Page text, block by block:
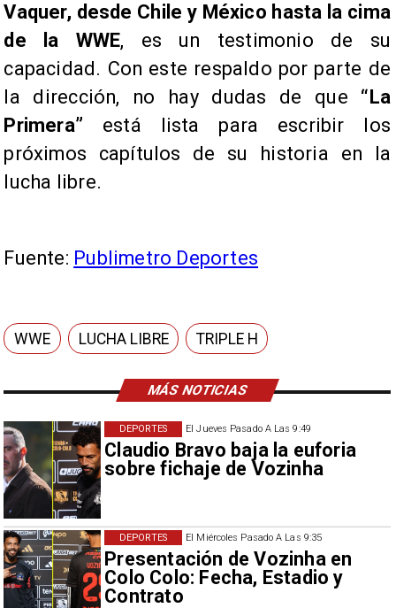
MÁS NOTICIAS
El Jueves Pasado A Las 9:49
Claudio Bravo baja la euforia
sobre fichaje de Vozinha
DEPORTES
El Miércoles Pasado A Las 9:35
Presentación de Vozinha en
Colo Colo: Fecha, Estadio y
Contrato
DEPORTES
Vaquer, desde Chile y México hasta la cima
de la WWE, es un testimonio de su
capacidad. Con este respaldo por parte de
la dirección, no hay dudas de que “La
Primera” está lista para escribir los
próximos capítulos de su historia en la
lucha libre.
Fuente: Publimetro Deportes
WWE LUCHA LIBRE TRIPLE H